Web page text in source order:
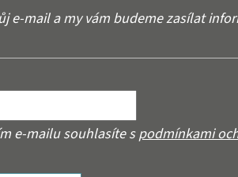
e-mail a my vám budeme zasílat
e-mailu souhlasíte spodmínkami